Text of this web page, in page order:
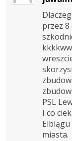
przez 8
PSL
I co
miasta.